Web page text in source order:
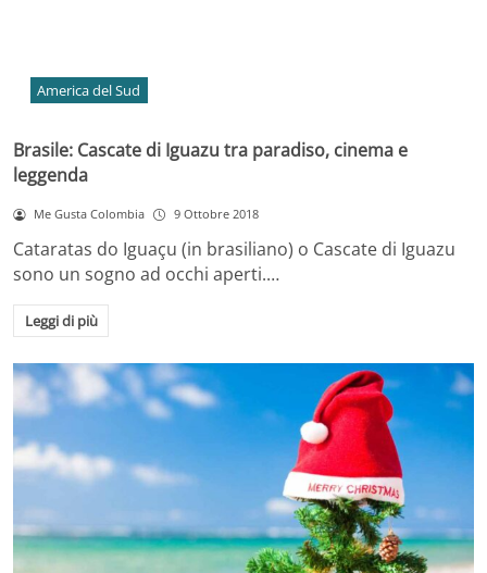
America del Sud
Brasile: Cascate di Iguazu tra paradiso, cinema e
leggenda
Me Gusta Colombia 9 Ottobre 2018
Cataratas do Iguaçu (in brasiliano) o Cascate di Iguazu
sono un sogno ad occhi aperti.…
Leggi di più